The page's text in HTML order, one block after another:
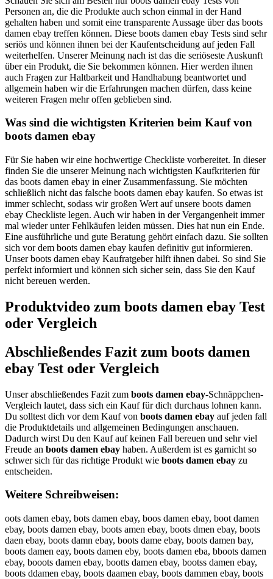
Personen an, die die Produkte auch schon einmal in der Hand
gehalten haben und somit eine transparente Aussage über das boots
damen ebay treffen können. Diese boots damen ebay Tests sind sehr
seriös und können ihnen bei der Kaufentscheidung auf jeden Fall
weiterhelfen. Unserer Meinung nach ist das die seriöseste Auskunft
über ein Produkt, die Sie bekommen können. Hier werden ihnen
auch Fragen zur Haltbarkeit und Handhabung beantwortet und
allgemein haben wir die Erfahrungen machen dürfen, dass keine
weiteren Fragen mehr offen geblieben sind.
Was sind die wichtigsten Kriterien beim Kauf von
boots damen ebay
Für Sie haben wir eine hochwertige Checkliste vorbereitet. In dieser
finden Sie die unserer Meinung nach wichtigsten Kaufkriterien für
das boots damen ebay in einer Zusammenfassung. Sie möchten
schließlich nicht das falsche boots damen ebay kaufen. So etwas ist
immer schlecht, sodass wir großen Wert auf unsere boots damen
ebay Checkliste legen. Auch wir haben in der Vergangenheit immer
mal wieder unter Fehlkäufen leiden müssen. Dies hat nun ein Ende.
Eine ausführliche und gute Beratung gehört einfach dazu. Sie sollten
sich vor dem boots damen ebay kaufen definitiv gut informieren.
Unser boots damen ebay Kaufratgeber hilft ihnen dabei. So sind Sie
perfekt informiert und können sich sicher sein, dass Sie den Kauf
nicht bereuen werden.
Produktvideo zum boots damen ebay Test
oder Vergleich
Abschließendes Fazit zum boots damen
ebay Test oder Vergleich
Unser abschließendes Fazit zum boots damen ebay-Schnäppchen-
Vergleich lautet, dass sich ein Kauf für dich durchaus lohnen kann.
Du solltest dich vor dem Kauf von boots damen ebay auf jeden fall
die Produktdetails und allgemeinen Bedingungen anschauen.
Dadurch wirst Du den Kauf auf keinen Fall bereuen und sehr viel
Freude an boots damen ebay haben. Außerdem ist es garnicht so
schwer sich für das richtige Produkt wie boots damen ebay zu
entscheiden.
Weitere Schreibweisen:
oots damen ebay, bots damen ebay, boos damen ebay, boot damen
ebay, boots damen ebay, boots amen ebay, boots dmen ebay, boots
daen ebay, boots damn ebay, boots dame ebay, boots damen bay,
boots damen eay, boots damen eby, boots damen eba, bboots damen
ebay, booots damen ebay, bootts damen ebay, bootss damen ebay,
boots ddamen ebay, boots daamen ebay, boots dammen ebay, boots